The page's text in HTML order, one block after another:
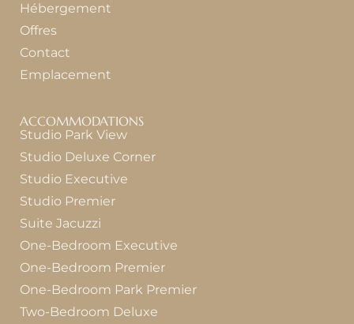
Hébergement
Offres
Contact
Emplacement
ACCOMMODATIONS
Studio Park View
Studio Deluxe Corner
Studio Executive
Studio Premier
Suite Jacuzzi
One-Bedroom Executive
One-Bedroom Premier
One-Bedroom Park Premier
Two-Bedroom Deluxe